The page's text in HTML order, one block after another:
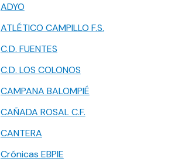
ADYO
ATLÉTICO CAMPILLO F.S.
C.D. FUENTES
C.D. LOS COLONOS
CAMPANA BALOMPIÉ
CAÑADA ROSAL C.F.
CANTERA
Crónicas EBPIE